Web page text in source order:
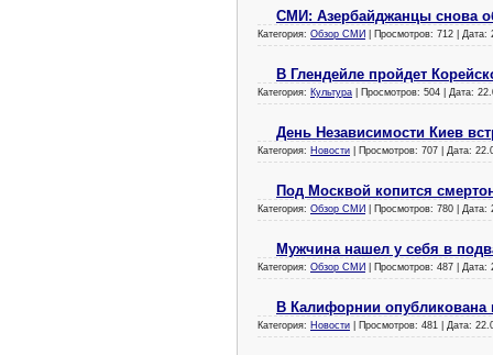
СМИ: Азербайджанцы снова
Категория: Обзор СМИ | Просмотров: 712 | Дата:
В Глендейле пройдет
Категория: Культура | Просмотров: 504 | Дата:
День Независимости Киев
Категория: Новости | Просмотров: 707 | Дата:
Под Москвой копится
Категория: Обзор СМИ | Просмотров: 780 | Дата:
Мужчина нашел у себя в
Категория: Обзор СМИ | Просмотров: 487 | Дата:
В Калифорнии
Категория: Новости | Просмотров: 481 | Дата: